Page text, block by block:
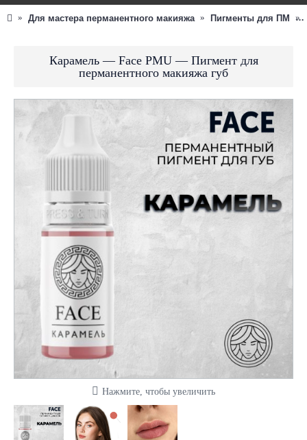
Для мастера перманентного макияжа Пигменты для ПМ
Карамель — Face PMU — Пигмент для
перманентного макияжа губ
Нажмите, чтобы увеличить